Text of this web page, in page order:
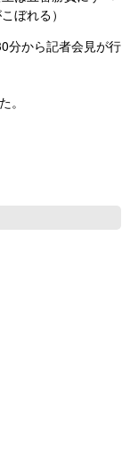
ぼれる）
分から記者会見が行
。